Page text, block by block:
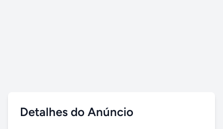
Detalhes do Anúncio